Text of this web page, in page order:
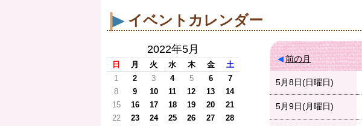
イベントカレンダー
2022年5月
日 月 火 水 木 金
土
1
2 3 4 5 6
7
8
9 10 11 12 13
14
15
16 17 18 19 20
21
22
23 24 25 26 27
28
前の月
5月8日(日曜日)
5月9日(月曜日)